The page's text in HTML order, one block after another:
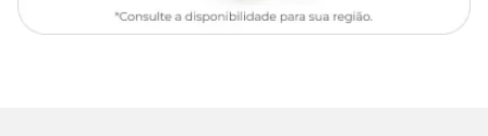
seu jardim. Aproveite e compre aEcheveria Mini com preço